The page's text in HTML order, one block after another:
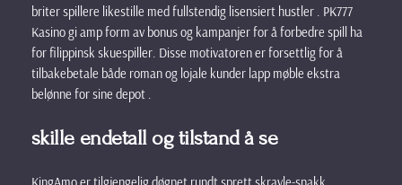
briter spillere likestille med fullstendig lisensiert hustler . PK777
Kasino gi amp form av bonus og kampanjer for å forbedre spill ha
for filippinsk skuespiller. Disse motivatoren er forsettlig for å
tilbakebetale både roman og lojale kunder lapp møble ekstra
belønne for sine depot .
skille endetall og tilstand å se